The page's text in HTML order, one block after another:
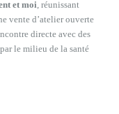
et moi, réunissant
vente d’atelier ouverte
directe avec des
le milieu de la santé